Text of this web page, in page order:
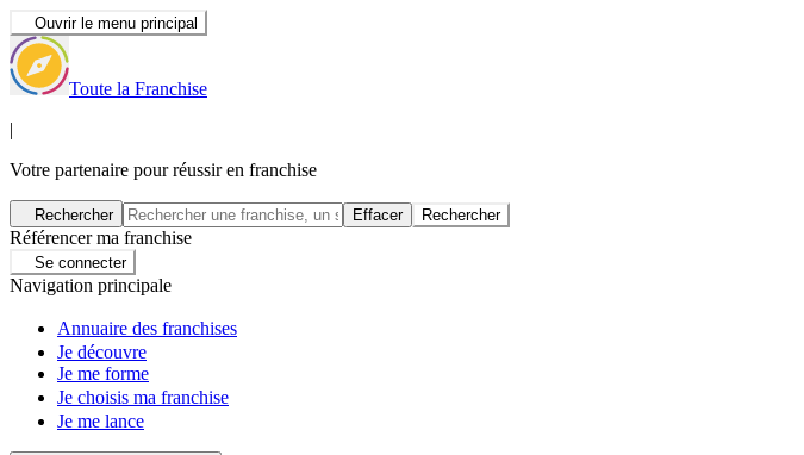
Ouvrir le menu principal
Toute la Franchise
|
Votre partenaire pour réussir en franchise
Rechercher Effacer Rechercher
Référencer ma franchise
Se connecter
Navigation principale
Annuaire des franchises
Je découvre
Je me forme
Je choisis ma franchise
Je me lance